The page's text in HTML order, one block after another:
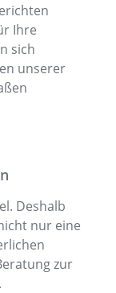
Ihre
sich
unserer
Deshalb
nur eine
zur